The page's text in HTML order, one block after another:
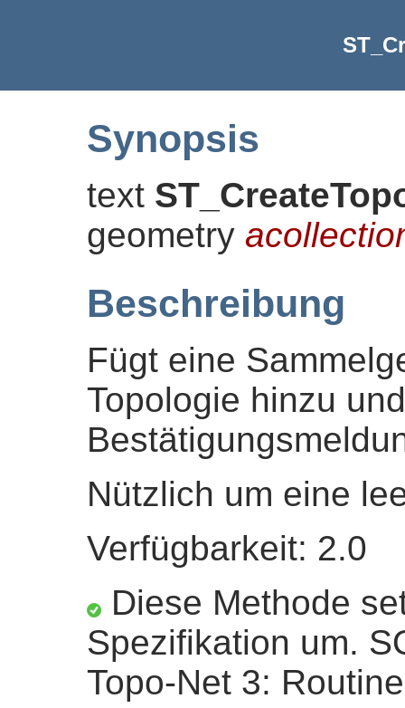
Synopsis
text
geometry
Beschreibung
Fügt eine
Topologie hinzu
Nützlich um eine
Verfügbarkeit: 2.0
Diese Methode
Spezifikation um.
Topo-Net 3: